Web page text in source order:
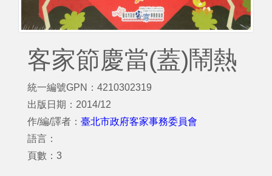
客家節慶當(蓋)鬧熱
統一編號GPN：4210302319
出版日期：2014/12
作/編/譯者： 臺北市政府客家事務委員會
語言：
頁數：3